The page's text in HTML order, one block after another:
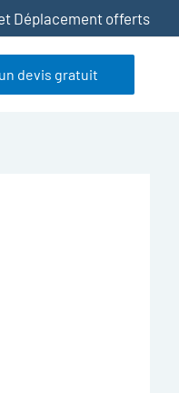
Déplacement offerts
devis gratuit